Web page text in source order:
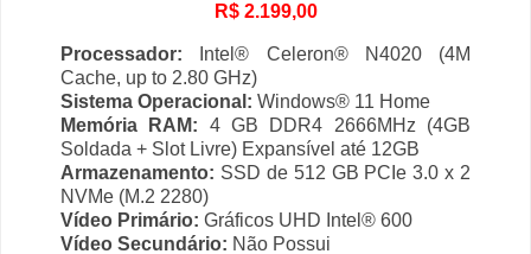
R$ 2.199,00
Processador: Intel® Celeron® N4020 (4M
Cache, up to 2.80 GHz)
Sistema Operacional: Windows® 11 Home
Memória RAM: 4 GB DDR4 2666MHz (4GB
Soldada + Slot Livre) Expansível até 12GB
Armazenamento: SSD de 512 GB PCIe 3.0 x 2
NVMe (M.2 2280)
Vídeo Primário: Gráficos UHD Intel® 600
Vídeo Secundário: Não Possui